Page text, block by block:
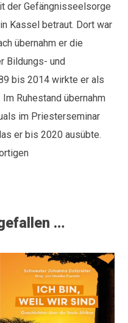
der Gefängnisseelsorge
Kassel betraut. Dort war
übernahm er die
Bildungs- und
bis 2014 wirkte er als
Ruhestand übernahm
im Priesterseminar
er bis 2020 ausübte.
…